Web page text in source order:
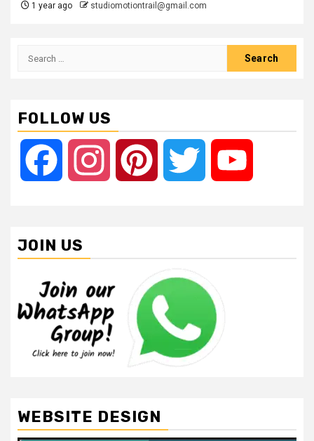
1 year ago studiomotiontrail@gmail.com
Search
FOLLOW US
Facebook Instagram Pinterest Twitter
JOIN US
WEBSITE DESIGN